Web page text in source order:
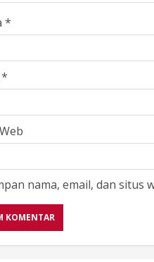
*
*
nama, email, dan situs